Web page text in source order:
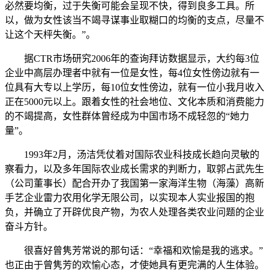
必然要均衡，过于失衡可能会呈现不快，得到良多工具。所
以，做为女性该当不竭寻谋事业取糊口的均衡的支点，尽量不
让这个天枰失衡。”。
据CTR市场研究2006年的查询拜访数据显示，大约每3位
企业中高层办理者中就有一位是女性，每4位女性傍边就有一
位具有大专以上学历，每10位女性傍边，就有一位小我月收入
正在5000元以上。跟着女性的社会地位、文化本质和消费能力
的不竭提高，女性群体曾经成为中国市场不成轻忽的“她力
量”。
1993年2月，汤洁凭仗着对国际农业科技成长趋向灵敏的
察看力，以及多年国际农业成长需求的判断力，取郭占武先生
（公司董事长）配合开办了我国第一家海洋生物（海藻）高新
手艺企业雷力农用化学无限公司，以实现本人实业报国的抱
负，并确立了开辟优良产物，为农人处理各类农业问题的企业
奋斗方针。
很喜好曾隽芳常说的那句话：“幸福和欢愉是我的逃求。”
也正由于曾隽芳的欢愉心态，才使她具有更完满的人生体验。